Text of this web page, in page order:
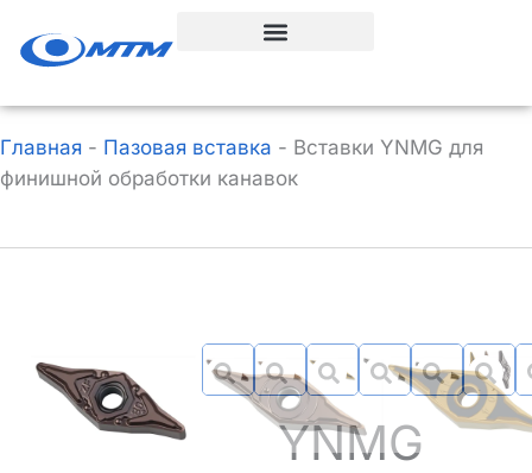
Главная - Пазовая вставка - Вставки YNMG для
финишной обработки канавок
Вставки
YNMG